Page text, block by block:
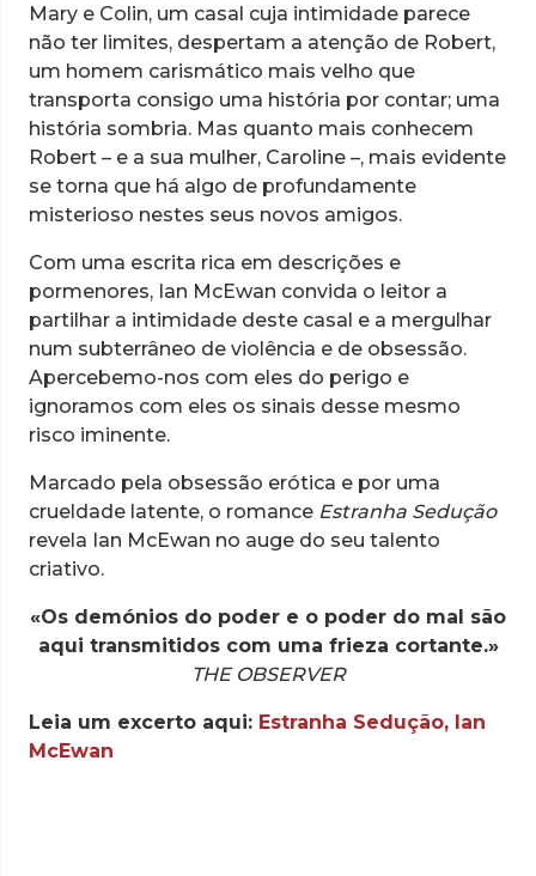
Mary e Colin, um casal cuja intimidade parece
não ter limites, despertam a atenção de Robert,
um homem carismático mais velho que
transporta consigo uma história por contar; uma
história sombria. Mas quanto mais conhecem
Robert – e a sua mulher, Caroline –, mais evidente
se torna que há algo de profundamente
misterioso nestes seus novos amigos.
Com uma escrita rica em descrições e
pormenores, Ian McEwan convida o leitor a
partilhar a intimidade deste casal e a mergulhar
num subterrâneo de violência e de obsessão.
Apercebemo-nos com eles do perigo e
ignoramos com eles os sinais desse mesmo
risco iminente.
Marcado pela obsessão erótica e por uma
crueldade latente, o romance Estranha Sedução
revela Ian McEwan no auge do seu talento
criativo.
«Os demónios do poder e o poder do mal são
aqui transmitidos com uma frieza cortante.»
THE OBSERVER
Leia um excerto aqui: Estranha Sedução, Ian
McEwan